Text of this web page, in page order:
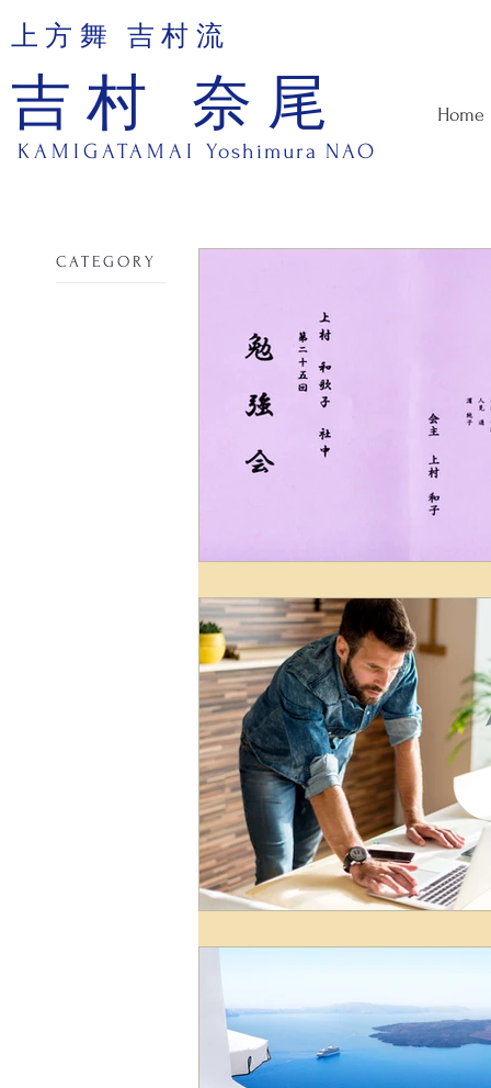
上方舞 吉村流
吉村 奈尾 Home
KAMIGATAMAI Yoshimura NAO
​CATEGORY